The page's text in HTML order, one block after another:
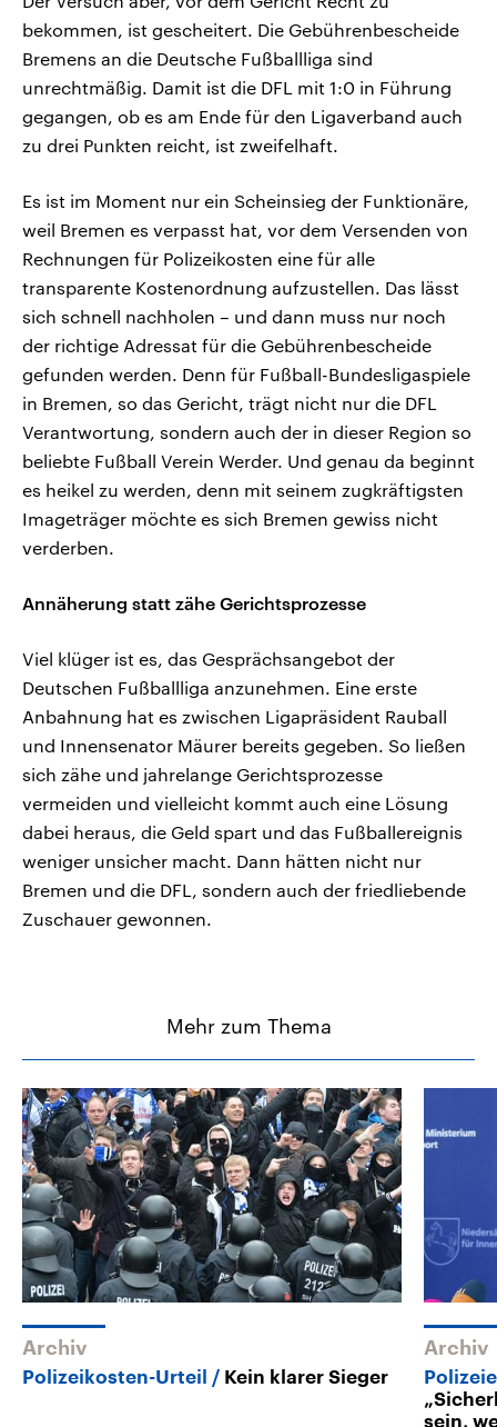
bekommen, ist gescheitert. Die Gebührenbescheide
Bremens an die Deutsche Fußballliga sind
unrechtmäßig. Damit ist die DFL mit 1:0 in Führung
gegangen, ob es am Ende für den Ligaverband auch
zu drei Punkten reicht, ist zweifelhaft.
Es ist im Moment nur ein Scheinsieg der Funktionäre,
weil Bremen es verpasst hat, vor dem Versenden von
Rechnungen für Polizeikosten eine für alle
transparente Kostenordnung aufzustellen. Das lässt
sich schnell nachholen – und dann muss nur noch
der richtige Adressat für die Gebührenbescheide
gefunden werden. Denn für Fußball-Bundesligaspiele
in Bremen, so das Gericht, trägt nicht nur die DFL
Verantwortung, sondern auch der in dieser Region so
beliebte Fußball Verein Werder. Und genau da beginnt
es heikel zu werden, denn mit seinem zugkräftigsten
Imageträger möchte es sich Bremen gewiss nicht
verderben.
Annäherung statt zähe Gerichtsprozesse
Viel klüger ist es, das Gesprächsangebot der
Deutschen Fußballliga anzunehmen. Eine erste
Anbahnung hat es zwischen Ligapräsident Rauball
und Innensenator Mäurer bereits gegeben. So ließen
sich zähe und jahrelange Gerichtsprozesse
vermeiden und vielleicht kommt auch eine Lösung
dabei heraus, die Geld spart und das Fußballereignis
weniger unsicher macht. Dann hätten nicht nur
Bremen und die DFL, sondern auch der friedliebende
Zuschauer gewonnen.
Mehr zum Thema
Archiv
Polizeikosten-Urteil Kein klarer Sieger
Archiv
sein,